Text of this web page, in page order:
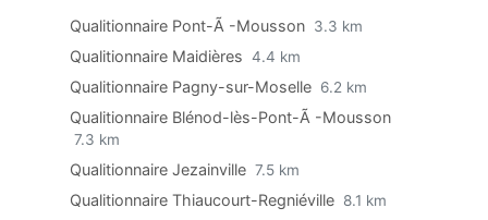
Qualitionnaire Pont-Ã -Mousson 3.3 km
Qualitionnaire Maidières 4.4 km
Qualitionnaire Pagny-sur-Moselle 6.2 km
Qualitionnaire Blénod-lès-Pont-Ã -Mousson
7.3 km
Qualitionnaire Jezainville 7.5 km
Qualitionnaire Thiaucourt-Regniéville 8.1 km